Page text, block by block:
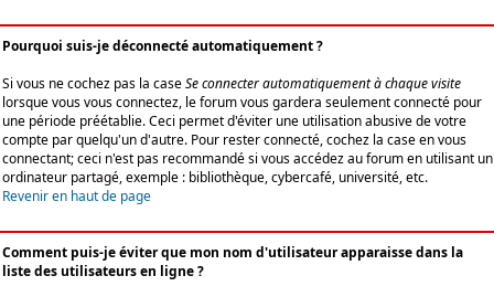
Pourquoi suis-je déconnecté automatiquement ?
Si vous ne cochez pas la caseSe connecter automatiquement à chaque visite
lorsque vous vous connectez, le forum vous gardera seulement connecté pour
une période préétablie. Ceci permet d'éviter une utilisation abusive de votre
compte par quelqu'un d'autre. Pour rester connecté, cochez la case en vous
connectant; ceci n'est pas recommandé si vous accédez au forum en utilisant un
ordinateur partagé, exemple : bibliothèque, cybercafé, université, etc.
Revenir en haut de page
Comment puis-je éviter que mon nom d'utilisateur apparaisse dans la
liste des utilisateurs en ligne ?